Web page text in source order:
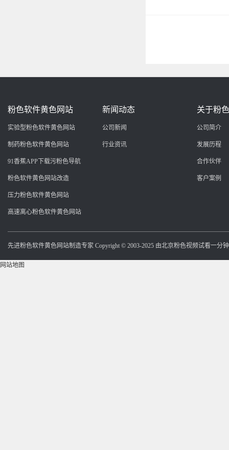
粉色软件黄色网站
实验型粉色软件黄色网站
制药粉色软件黄色网站
91香蕉APP下载污粉色导航
粉色软件黄色网站改造
压力粉色软件黄色网站
高速离心粉色软件黄色网站
新闻动态
公司新闻
行业资讯
关于粉
公司简介
发展历程
合作伙伴
客户案例
先进粉色软件黄色网站制造专家 Copyright © 2003-2025 由北京粉色视频试看一
网站地图